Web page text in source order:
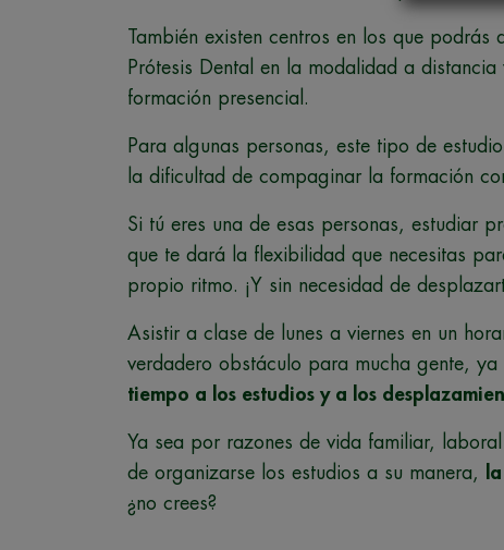
También existen centros en los que podrás
Prótesis Dental en la modalidad a
formación presencial.
Para algunas personas, este tipo de
la dificultad de compaginar la formación
Si tú eres una de esas personas, estudiar
que te dará la flexibilidad que necesitas
propio ritmo. ¡Y sin necesidad de
Asistir a clase de lunes a viernes en un
verdadero obstáculo para mucha gente, ya
tiempo a los estudios y a los
Ya sea por razones de vida familiar,
de organizarse los estudios a su manera,
¿no crees?